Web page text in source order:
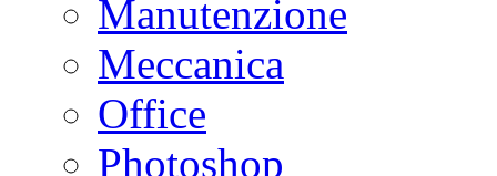
Manutenzione
Meccanica
Office
Photoshop